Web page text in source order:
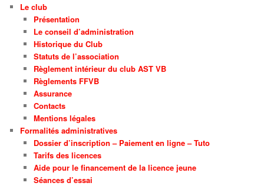
Le club
Présentation
Le conseil d’administration
Historique du Club
Statuts de l’association
Règlement intérieur du club AST VB
Règlements FFVB
Assurance
Contacts
Mentions légales
Formalités administratives
Dossier d’inscription – Paiement en ligne – Tuto
Tarifs des licences
Aide pour le financement de la licence jeune
Séances d’essai